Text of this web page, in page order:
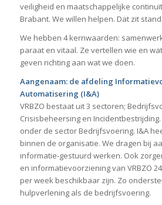
veiligheid en maatschappelijke
Brabant. We willen helpen. Dat zit
We hebben 4 kernwaarden:
paraat en vitaal. Ze vertellen wie en
geven richting aan wat we doen.
Aangenaam: de afdeling
Automatisering (I&A)
VRBZO bestaat uit 3 sectoren;
Crisisbeheersing en
onder de sector Bedrijfsvoering. I&A
binnen de organisatie. We dragen bij
informatie-gestuurd werken. Ook
en informatievoorziening van VRBZO
per week beschikbaar zijn. Zo
hulpverlening als de bedrijfsvoering.